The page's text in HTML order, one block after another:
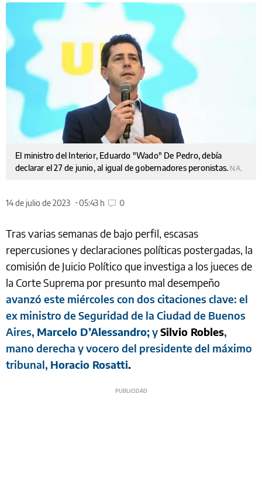
El ministro del Interior, Eduardo "Wado" De Pedro, debía
declarar el 27 de junio, al igual de gobernadores peronistas. NA.
14 de julio de 2023 05:43 h 0
Tras varias semanas de bajo perfil, escasas
repercusiones y declaraciones políticas postergadas, la
comisión de Juicio Político que investiga a los jueces de
la Corte Suprema por presunto mal desempeño
avanzó este miércoles con dos citaciones clave: el
ex ministro de Seguridad de la Ciudad de Buenos
Aires, Marcelo D’Alessandro;ySilvio Robles,
mano derecha y vocero del presidente del máximo
tribunal, Horacio Rosatti.